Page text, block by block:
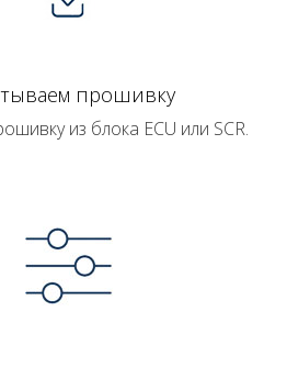
прошивку
из блока ECU или SCR.